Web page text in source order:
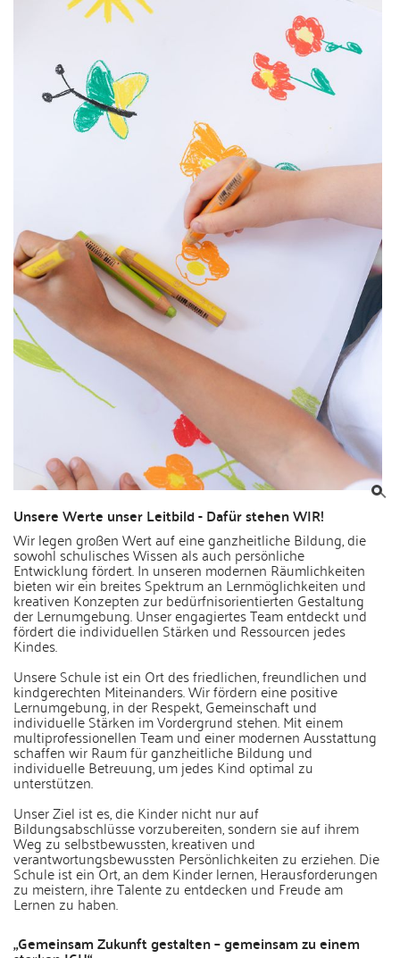
Unsere Werte unser Leitbild - Dafür stehen WIR!
Wir legen großen Wert auf eine ganzheitliche Bildung, die
sowohl schulisches Wissen als auch persönliche
Entwicklung fördert. In unseren modernen Räumlichkeiten
bieten wir ein breites Spektrum an Lernmöglichkeiten und
kreativen Konzepten zur bedürfnisorientierten Gestaltung
der Lernumgebung. Unser engagiertes Team entdeckt und
fördert die individuellen Stärken und Ressourcen jedes
Kindes.
Unsere Schule ist ein Ort des friedlichen, freundlichen und
kindgerechten Miteinanders. Wir fördern eine positive
Lernumgebung, in der Respekt, Gemeinschaft und
individuelle Stärken im Vordergrund stehen. Mit einem
multiprofessionellen Team und einer modernen Ausstattung
schaffen wir Raum für ganzheitliche Bildung und
individuelle Betreuung, um jedes Kind optimal zu
unterstützen.
Unser Ziel ist es, die Kinder nicht nur auf
Bildungsabschlüsse vorzubereiten, sondern sie auf ihrem
Weg zu selbstbewussten, kreativen und
verantwortungsbewussten Persönlichkeiten zu erziehen. Die
Schule ist ein Ort, an dem Kinder lernen, Herausforderungen
zu meistern, ihre Talente zu entdecken und Freude am
Lernen zu haben.
„Gemeinsam Zukunft gestalten – gemeinsam zu einem